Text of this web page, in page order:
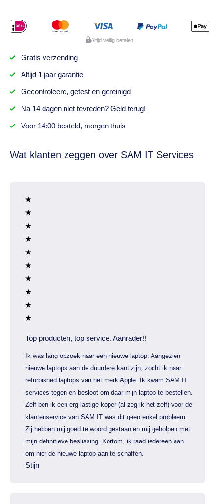
Altijd veilig betalen
Gratis verzending
Altijd 1 jaargarantie
Gecontroleerd, getesten gereinigd
Na 14 dagenniet tevreden? Geld terug!
Voor 14:00 besteld, morgen thuis
Wat klanten zeggen over SAM IT Services
Top producten, top service. Aanrader!!
Ik was lang opzoek naar een nieuwe laptop. Aangezien
nieuwe laptops aan de duurdere kant zijn, zocht ik naar
refurbished laptops van het merk Apple. Ik kwam SAM IT
services tegen en besloot om daar mijn laptop te bestellen.
Zelf ben ik een erg lastige koper (al zeg ik het zelf) voor de
klantenservice van SAM IT was dit geen enkel probleem.
Zij hebben mij goed te woord gestaan en mij geholpen met
mijn definitieve beslissing. Kortom, ik raad iedereen aan
om hier de nieuwe laptop aan te schaffen.
Stijn